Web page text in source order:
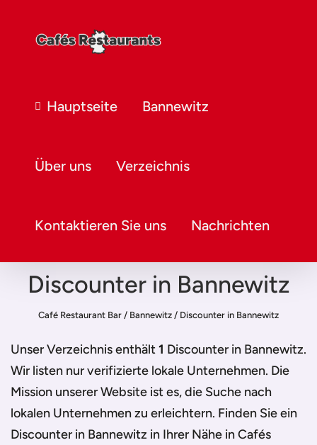
Hauptseite Bannewitz
Über uns Verzeichnis
Kontaktieren Sie uns Nachrichten
Discounter in Bannewitz
Café Restaurant Bar / Bannewitz / Discounter in Bannewitz
Unser Verzeichnis enthält1 Discounter in Bannewitz.
Wir listen nur verifizierte lokale Unternehmen. Die
Mission unserer Website ist es, die Suche nach
lokalen Unternehmen zu erleichtern. Finden Sie ein
Discounter in Bannewitz in Ihrer Nähe in Cafés